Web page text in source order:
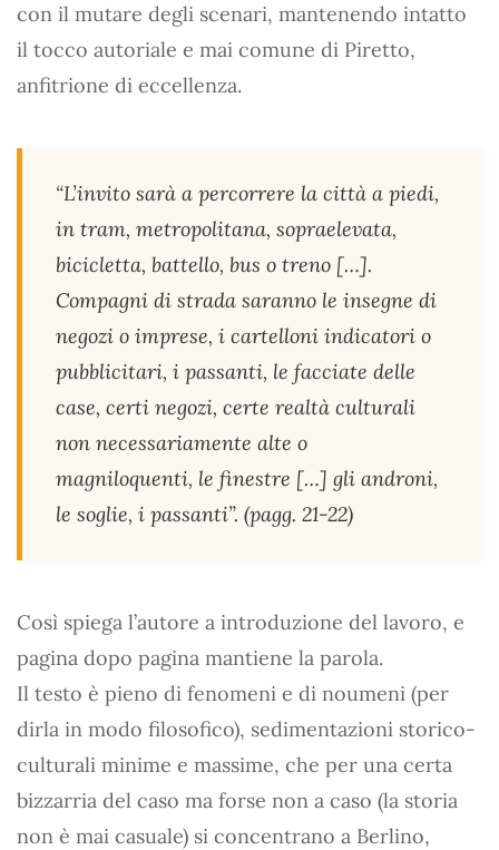
con il mutare degli scenari, mantenendo intatto
il tocco autoriale e mai comune di Piretto,
anfitrione di eccellenza.
“L’invito sarà a percorrere la città a piedi,
in tram, metropolitana, sopraelevata,
bicicletta, battello, bus o treno […].
Compagni di strada saranno le insegne di
negozi o imprese, i cartelloni indicatori o
pubblicitari, i passanti, le facciate delle
case, certi negozi, certe realtà culturali
non necessariamente alte o
magniloquenti, le finestre […] gli androni,
le soglie, i passanti”. (pagg. 21-22)
Così spiega l’autore a introduzione del lavoro, e
pagina dopo pagina mantiene la parola.
Il testo è pieno di fenomeni e di noumeni (per
dirla in modo filosofico), sedimentazioni storico-
culturali minime e massime, che per una certa
bizzarria del caso ma forse non a caso (la storia
non è mai casuale) si concentrano a Berlino,